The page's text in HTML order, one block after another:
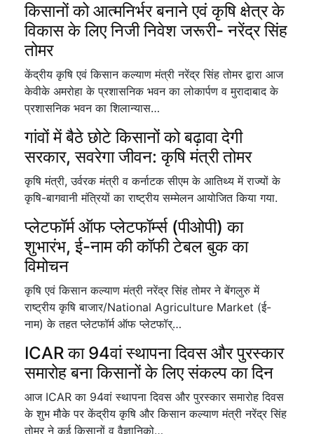
किसानों को आत्मनिर्भर बनाने एवं कृषि क्षेत्र के
विकास के लिए निजी निवेश जरूरी- नरेंद्र सिंह
तोमर
केंद्रीय कृषि एवं किसान कल्याण मंत्री नरेंद्र सिंह तोमर द्वारा आज
केवीके अमरोहा के प्रशासनिक भवन का लोकार्पण व मुरादाबाद के
प्रशासनिक भवन का शिलान्यास…
गांवों में बैठे छोटे किसानों को बढ़ावा देगी
सरकार, सवरेगा जीवन: कृषि मंत्री तोमर
कृषि मंत्री, उर्वरक मंत्री व कर्नाटक सीएम के आतिथ्य में राज्यों के
कृषि-बागवानी मंत्रियों का राष्ट्रीय सम्मेलन आयोजित किया गया.
प्लेटफॉर्म ऑफ प्लेटफॉर्म्स (पीओपी) का
शुभारंभ, ई-नाम की कॉफी टेबल बुक का
विमोचन
कृषि एवं किसान कल्याण मंत्री नरेंद्र सिंह तोमर ने बेंगलुरु में
राष्ट्रीय कृषि बाजार/National Agriculture Market (ई-
नाम) के तहत प्लेटफॉर्म ऑफ प्लेटफॉर्…
ICAR का 94वां स्थापना दिवस और पुरस्कार
समारोह बना किसानों के लिए संकल्प का दिन
आज ICAR का 94वां स्थापना दिवस और पुरस्कार समारोह दिवस
के शुभ मौके पर केंद्रीय कृषि और किसान कल्याण मंत्री नरेंद्र सिंह
तोमर ने कई किसानों व वैज्ञानिको…